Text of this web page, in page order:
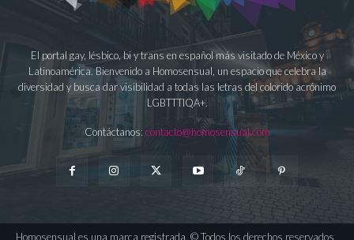
El portal gay, lésbico, bi y trans en español más visitado de México y
Latinoamérica. Bienvenido a Homosensual, un espacio que celebra la
diversidad y busca dar visibilidad a todas las letras del colorido acrónimo
LGBTTTIQA+.
Contáctanos: contacto@homosensual.com
Homosensual es una marca registrada. © Todos los derechos reservados